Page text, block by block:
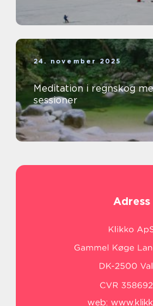
24. november 2025
Meditation i regnskog
sessioner
Adress
web: